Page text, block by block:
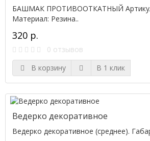
БАШМАК ПРОТИВООТКАТНЫЙ
Материал: Резина..
320 р.
0 отзывов
В корзину
В 1 клик
Ведерко декоративное
Ведерко декоративное (среднее).